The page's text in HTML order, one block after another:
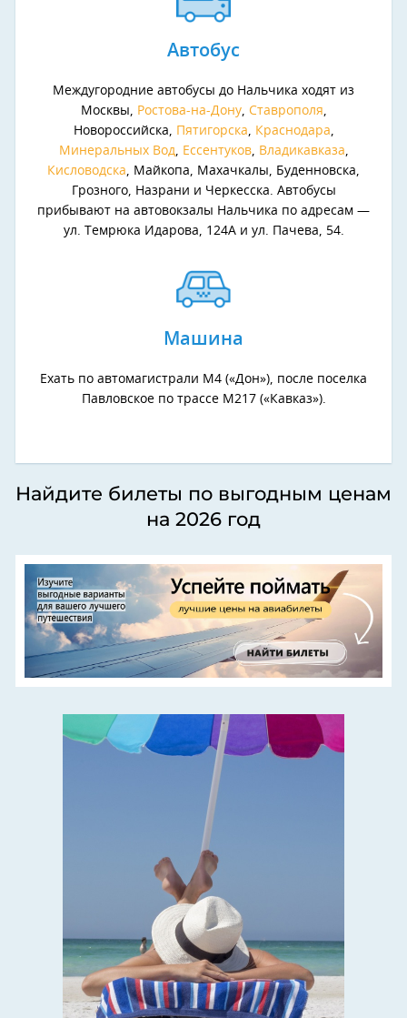
Автобус
Междугородние автобусы до Нальчика ходят из
Москвы, Ростова-на-Дону, Ставрополя,
Новороссийска,
Пятигорска, Краснодара,
Минеральных Вод, Ессентуков, Владикавказа,
Кисловодска, Майкопа, Махачкалы, Буденновска,
Грозного, Назрани и Черкесска. Автобусы
прибывают на автовокзалы Нальчика по адресам —
ул. Темрюка Идарова, 124А и ул. Пачева, 54.
Машина
Ехать по автомагистрали М4 («Дон»), после поселка
Павловское по трассе М217 («Кавказ»).
Найдите билеты по выгодным ценам
на 2026 год